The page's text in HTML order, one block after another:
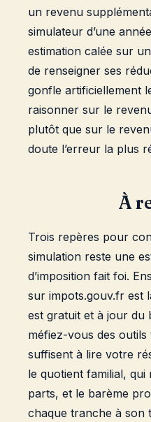
un revenu
simulateur d’une
estimation calée sur
de renseigner ses
gonfle artificiellement
raisonner sur le
plutôt que sur le
doute l’erreur la plus
À
Trois repères pour
simulation reste une
d’imposition fait foi.
sur impots.gouv.fr est
est gratuit et à jour du
méfiez-vous des
suffisent à lire votre
le quotient familial,
parts, et le barème
chaque tranche à son